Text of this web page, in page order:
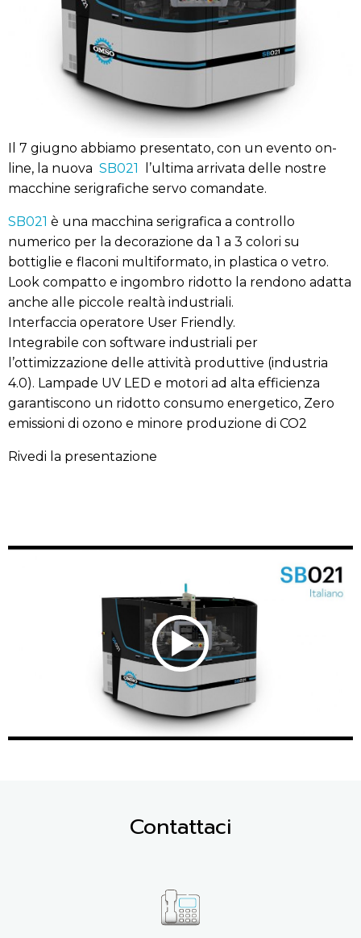
Il 7 giugno abbiamo presentato, con un evento on-
line, la nuova SB021
l’ultima arrivata delle nostre
macchine serigrafiche servo comandate.
SB021 è una macchina serigrafica a controllo
numerico per la decorazione da 1 a 3 colori su
bottiglie e flaconi multiformato, in plastica o vetro.
Look compatto e ingombro ridotto la rendono adatta
anche alle piccole realtà industriali.
Interfaccia operatore User Friendly.
Integrabile con software industriali per
l’ottimizzazione delle attività produttive (industria
4.0). Lampade UV LED e motori ad alta efficienza
garantiscono un ridotto consumo energetico, Zero
emissioni di ozono e minore produzione di CO2
Rivedi la presentazione
Contattaci